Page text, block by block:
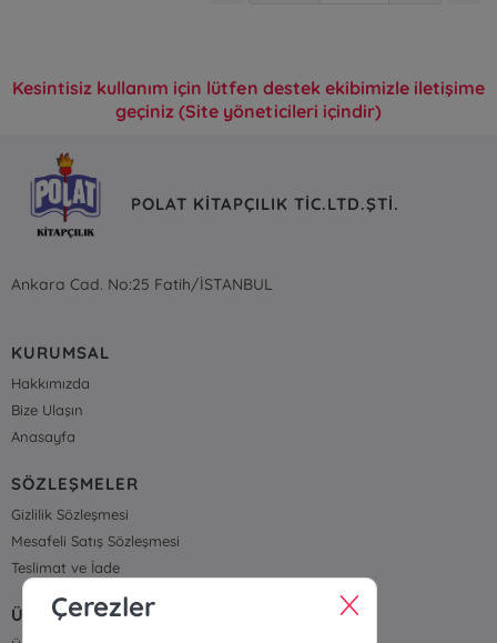
Kesintisiz kullanım için lütfen destek ekibimizle iletişime
geçiniz (Site yöneticileri içindir)
POLAT KİTAPÇILIK TİC.LTD.ŞTİ.
Ankara Cad. No:25 Fatih/İSTANBUL
KURUMSAL
Hakkımızda
Bize Ulaşın
Anasayfa
SÖZLEŞMELER
Gizlilik Sözleşmesi
Mesafeli Satış Sözleşmesi
Teslimat ve İade
ÜYELİK VE SİPARİŞ
Çerezler